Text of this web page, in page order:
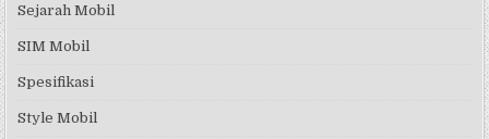
Sejarah Mobil
SIM Mobil
Spesifikasi
Style Mobil